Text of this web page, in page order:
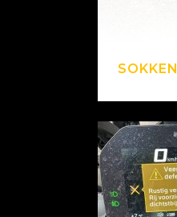
SOKKEN